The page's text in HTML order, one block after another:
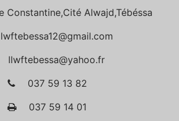
Constantine,Cité Alwajd,Tébéssa
lwftebessa12@gmail.com
llwftebessa@yahoo.fr
037 59 13 82
037 59 14 01